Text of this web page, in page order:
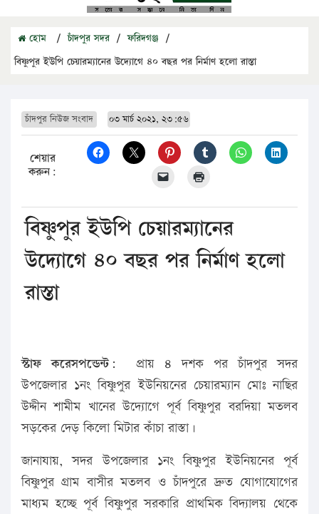
হোম / চাঁদপুর সদর / ফরিদগঞ্জ /
বিষ্ণুপুর ইউপি চেয়ারম্যানের উদ্যোগে ৪০ বছর পর নির্মাণ হলো রাস্তা
চাঁদপুর নিউজ সংবাদ ০৩ মার্চ ২০২১, ২৩:৫৬
শেয়ার
করুন:
বিষ্ণুপুর ইউপি চেয়ারম্যানের
উদ্যোগে ৪০ বছর পর নির্মাণ হলো
রাস্তা
স্টাফ করেসপন্ডেন্ট:
প্রায় ৪ দশক পর চাঁদপুর সদর
উপজেলার ১নং বিষ্ণুপুর ইউনিয়নের চেয়ারম্যান মোঃ নাছির
উদ্দীন শামীম খানের উদ্যোগে পূর্ব বিষ্ণুপুর বরদিয়া মতলব
সড়কের দেড় কিলো মিটার কাঁচা রাস্তা।
জানাযায়, সদর উপজেলার ১নং বিষ্ণুপুর ইউনিয়নের পূর্ব
বিষ্ণুপুর গ্রাম বাসীর মতলব ও চাঁদপুরে দ্রুত যোগাযোগের
মাধ্যম হচ্ছে পূর্ব বিষ্ণুপুর সরকারি প্রাথমিক বিদ্যালয় থেকে